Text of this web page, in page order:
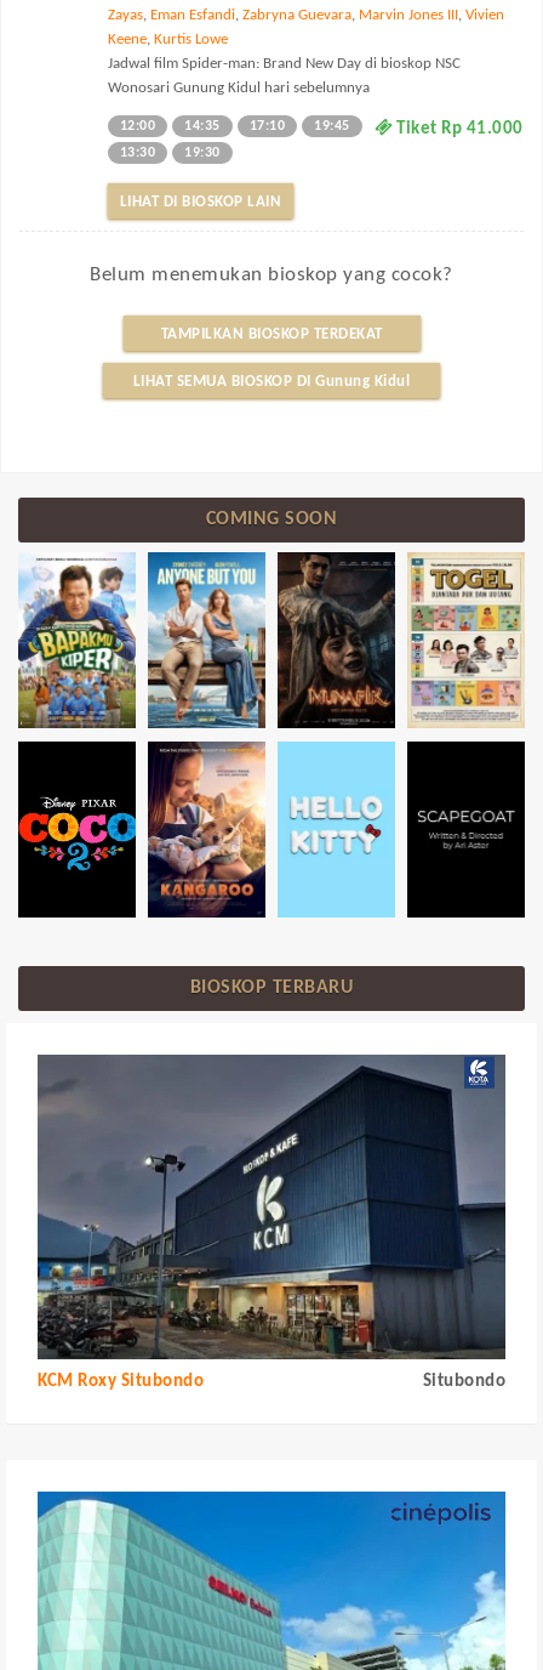
Zayas, Eman Esfandi, Zabryna Guevara, Marvin Jones III, Vivien
Keene, Kurtis Lowe
Jadwal film Spider-man: Brand New Day di bioskop NSC
Wonosari Gunung Kidul hari sebelumnya
Tiket Rp 41.000
12:00 14:35 17:10
19:45
13:30
19:30
LIHAT DI BIOSKOP LAIN
Belum menemukan bioskop yang cocok?
TAMPILKAN BIOSKOP TERDEKAT
LIHAT SEMUA BIOSKOP DI Gunung Kidul
COMING SOON
BIOSKOP TERBARU
KCM Roxy Situbondo Situbondo